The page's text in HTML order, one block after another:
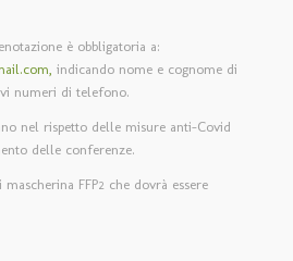
è obbligatoria a:
indicando nome e cognome di
numeri di telefono.
nel rispetto delle misure anti-Covid
delle conferenze.
FFP2 che dovrà essere